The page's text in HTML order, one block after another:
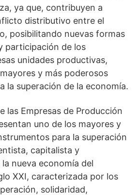
ya que, contribuyen a
distributivo entre el
posibilitando nuevas formas
participación de los
unidades productivas,
y más poderosos
la superación de la economía.
las Empresas de Producción
uno de los mayores y
para la superación
capitalista y
nueva economía del
XXI, caracterizada por los
solidaridad,